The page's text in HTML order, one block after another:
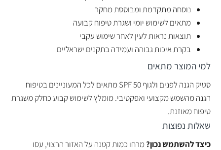
נוסחה מתקדמת ומבוססת מחקר
מתאים לשימוש יומי ושגרת טיפוח קבועה
תוצאות נראות לעין לאחר שימוש עקבי
בקרת איכות גבוהה ועמידה בתקנים ישראליים
למי המוצר מתאים
סטיק הגנה לפנים ולגוף SPF 50 מתאים לכל המעוניינים בטיפוח
הגנה מהשמש מקצועי ואפקטיבי. מומלץ לשימוש קבוע כחלק משגרת
טיפוח מאוזנת.
שאלות נפוצות
כיצד להשתמש נכון?מרחו כמות קטנה על האזור הרצוי, עסו